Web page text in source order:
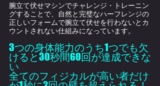
腕立て伏せマシンでチャレンジ・トレーニン
グすることで、自然と完璧なハーフレンジの
正しいフォームで腕立て伏せを行わないとカ
ウントされない仕組みになっています。
3つの身体能力のうち1つでも欠
けると30秒間60回が達成できな
い
全てのフィジカルが高い者だけ